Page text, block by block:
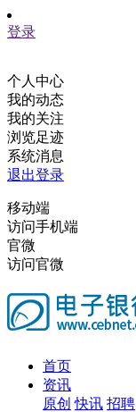
登录
个人中心
我的动态
我的关注
浏览足迹
系统消息
退出登录
移动端
访问手机端
官微
访问官微
首页
资讯
原创 快讯 招聘